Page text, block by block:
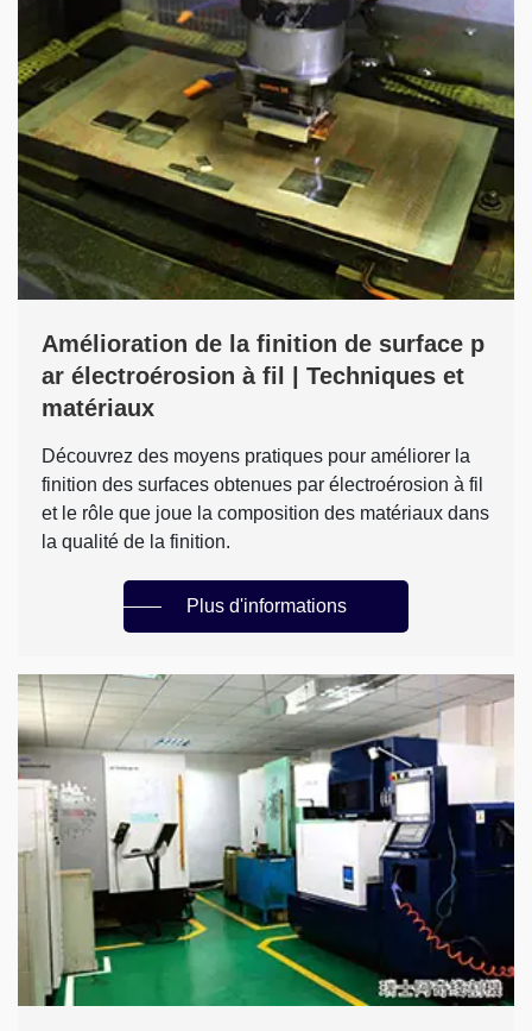
Amélioration de la finition de surface p
ar électroérosion à fil | Techniques et
matériaux
Découvrez des moyens pratiques pour améliorer la
finition des surfaces obtenues par électroérosion à fil
et le rôle que joue la composition des matériaux dans
la qualité de la finition.
Plus d'informations